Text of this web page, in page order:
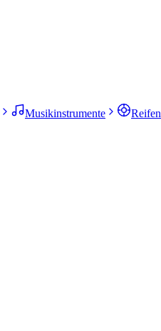
Musikinstrumente Reifen